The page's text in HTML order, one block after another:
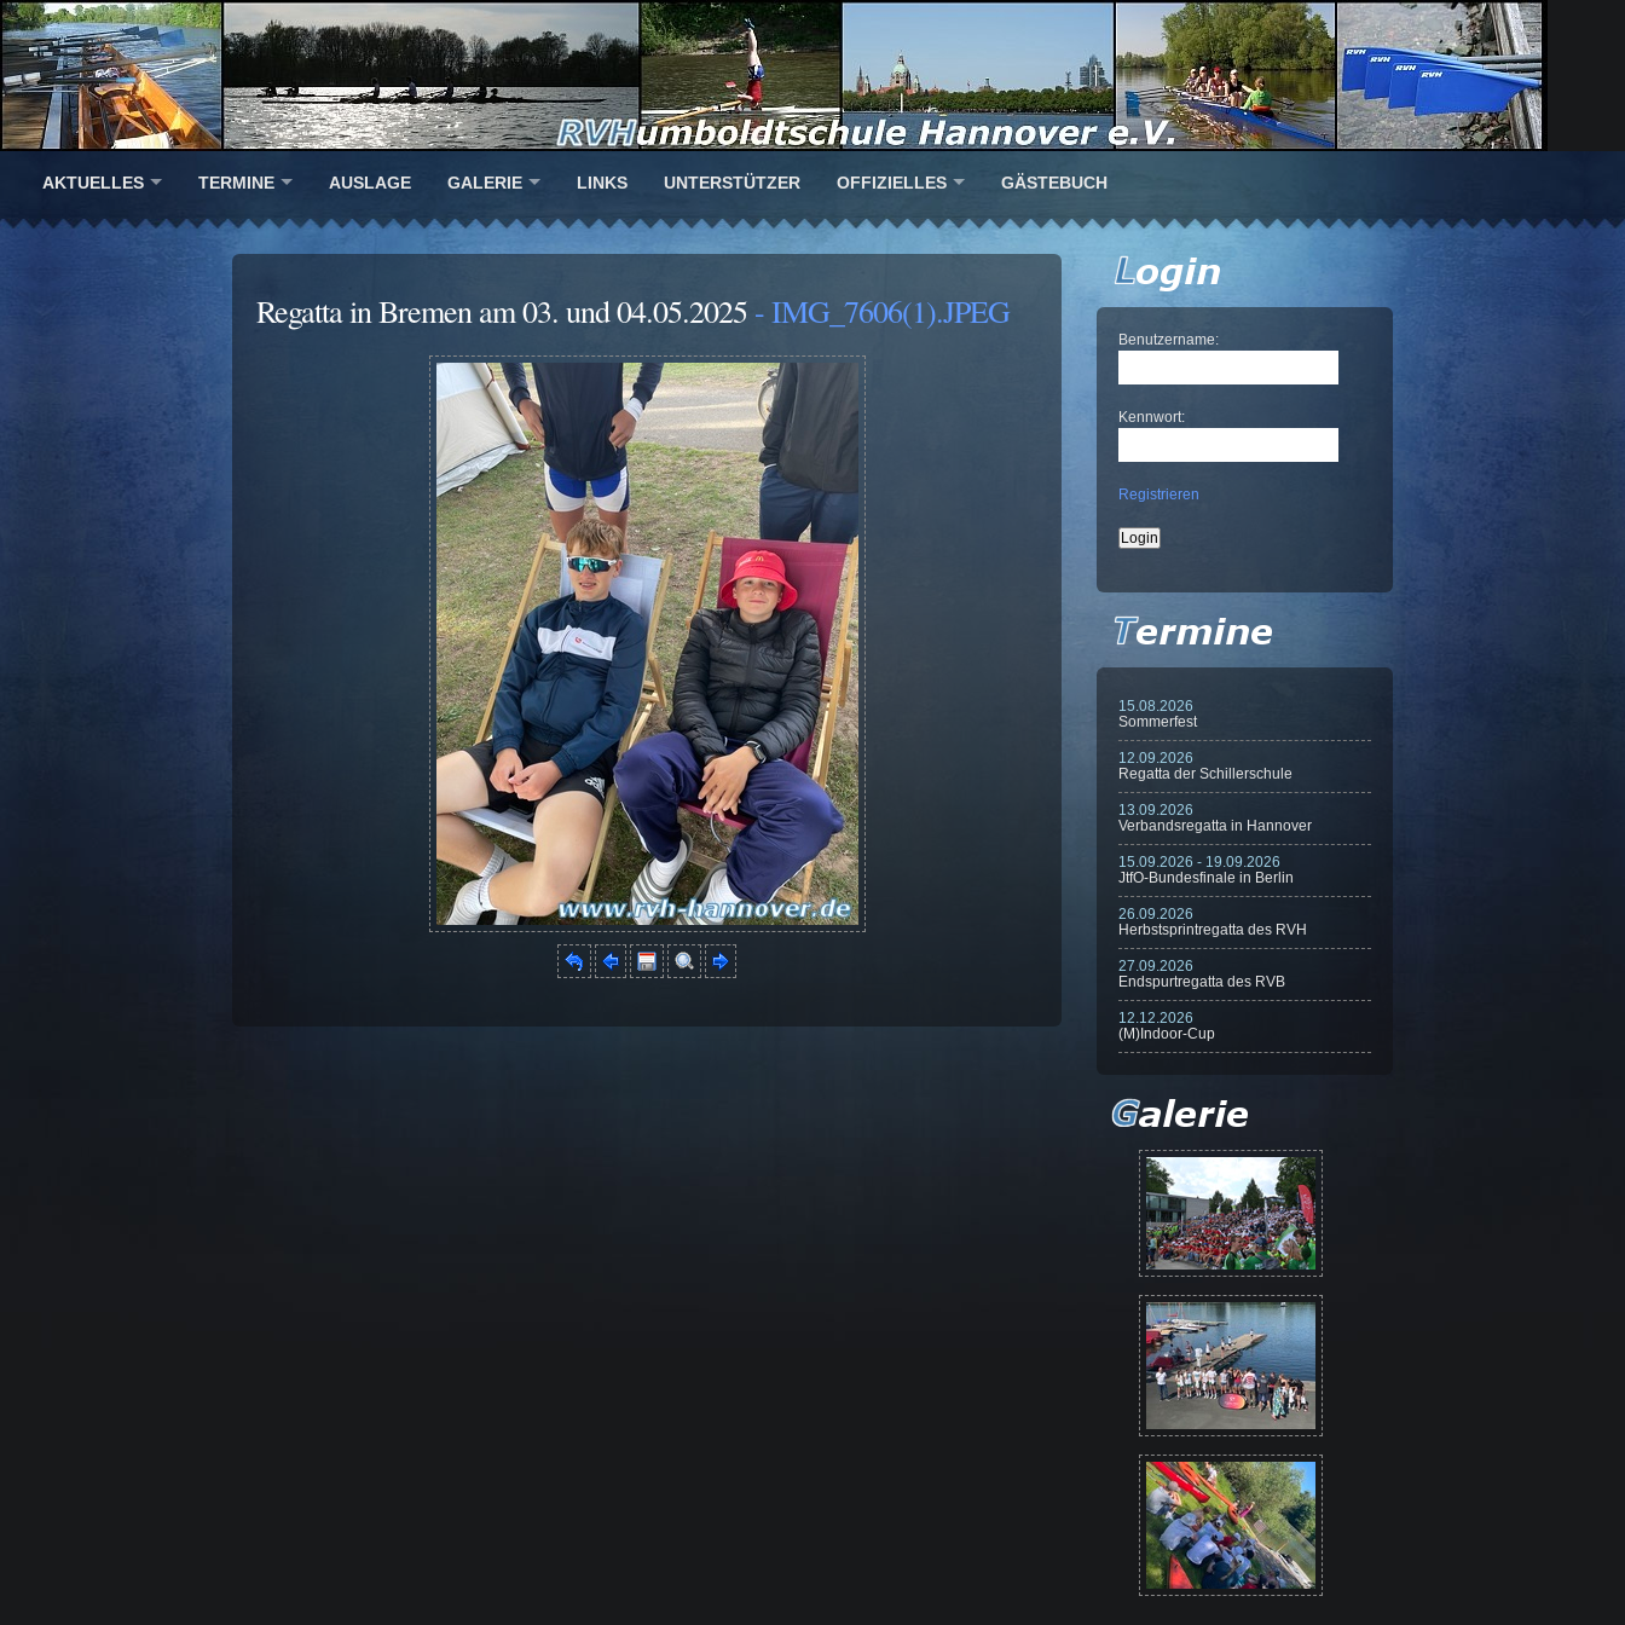
AKTUELLES TERMINE AUSLAGE GALERIE LINKS UNTERSTÜTZER OFFIZIELLES GÄSTEBUCH
Regatta in Bremen am 03. und 04.05.2025 - IMG_7606(1).JPEG
Benutzername:
Kennwort:
Registrieren
15.08.2026
Sommerfest
12.09.2026
Regatta der Schillerschule
13.09.2026
Verbandsregatta in Hannover
15.09.2026 - 19.09.2026
JtfO-Bundesfinale in Berlin
26.09.2026
Herbstsprintregatta des RVH
27.09.2026
Endspurtregatta des RVB
12.12.2026
(M)Indoor-Cup